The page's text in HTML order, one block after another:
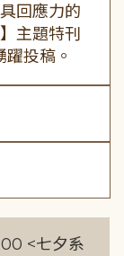
回應力的
主題特刊
投稿。
<七夕系